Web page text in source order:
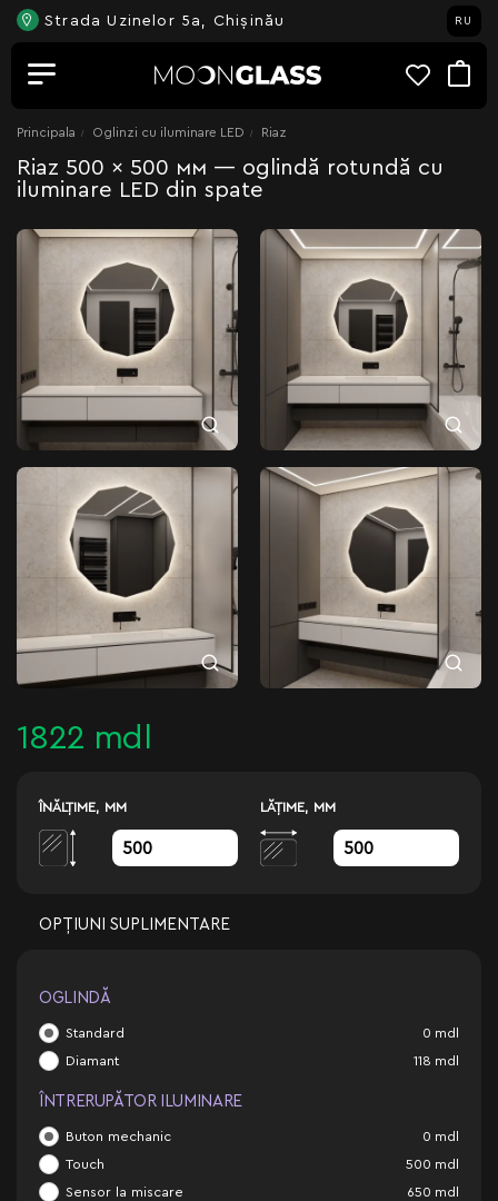
Strada Uzinelor 5a, Chișinău RU
Principala Oglinzi cu iluminare LED Riaz
Riaz 500 × 500 мм — oglindă rotundă cu
iluminare LED din spate
1822 mdl
ÎNĂLŢIME, MM LĂŢIME, MM
OPȚIUNI SUPLIMENTARE
OGLINDĂ
Standard 0 mdl
Diamant 118 mdl
ÎNTRERUPĂTOR ILUMINARE
Buton mechanic 0 mdl
Touch 500 mdl
Sensor la miscare 650 mdl